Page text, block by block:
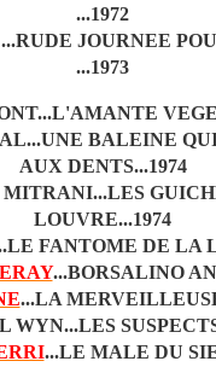
...1972
JOURNEE
...1973
BALEINE
AUX DENTS...1974
LOUVRE...1974
FANTOME DE LA
...BORSALINO
...LA
WYN...LES
...LE MALE DU